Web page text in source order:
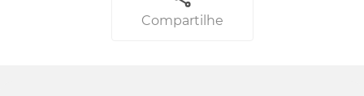
Compartilhe